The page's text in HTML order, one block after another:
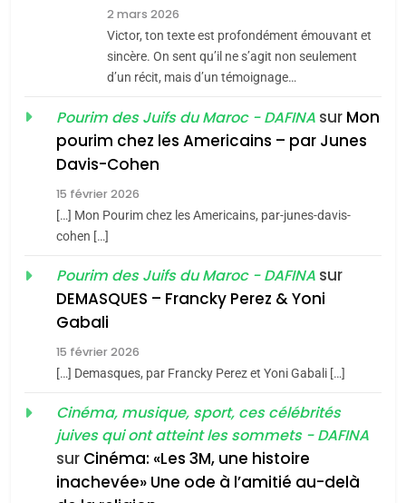
CE QUI NOUS MANQUE –
Jacques Hadida
JUDAISME
Maroc : Les amandes de
Tafraout, le miel de Tadla
du terroir
Oeil ravageur – Vanessa
De Loya Stauber
«Tu dis génocide, je dis
guerre»: La nouvelle
chanson de Boy George
ISRAÉL JUDAISME
2 mars 2026
Victor, ton texte est profondément émouvant et
sincère. On sent qu’il ne s’agit non seulement
d’un récit, mais d’un témoignage…
Pourim des Juifs du Maroc - DAFINA sur Mon
pourim chez les Americains – par Junes
Davis-Cohen
15 février 2026
[…] Mon Pourim chez les Americains, par-junes-davis-
cohen […]
Pourim des Juifs du Maroc - DAFINA sur
DEMASQUES – Francky Perez & Yoni
Gabali
15 février 2026
[…] Demasques, par Francky Perez et Yoni Gabali […]
Cinéma, musique, sport, ces célébrités
juives qui ont atteint les sommets - DAFINA
sur Cinéma: «Les 3M, une histoire
inachevée» Une ode à l’amitié au-delà
meurtrière selon le rapport
l’antisémitisme
FIÈRE, DIGNE ET RÉSILIENTE :
POURQUOI JE REVENDIQUE